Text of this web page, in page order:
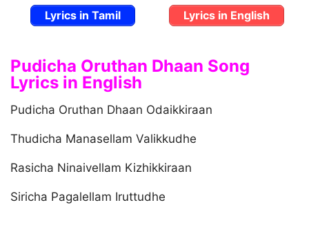
Lyrics in Tamil Lyrics in English
Pudicha Oruthan Dhaan Song
Lyrics in English
Pudicha Oruthan Dhaan Odaikkiraan
Thudicha Manasellam Valikkudhe
Rasicha Ninaivellam Kizhikkiraan
Siricha Pagalellam Iruttudhe